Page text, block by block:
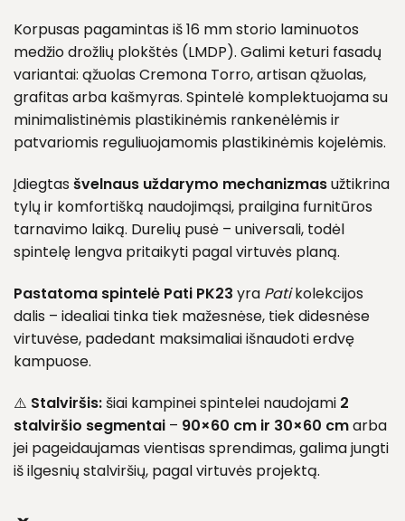
Korpusas pagamintas iš 16 mm storio laminuotos
medžio drožlių plokštės (LMDP). Galimi keturi fasadų
variantai: ąžuolas Cremona Torro, artisan ąžuolas,
grafitas arba kašmyras. Spintelė komplektuojama su
minimalistinėmis plastikinėmis rankenėlėmis ir
patvariomis reguliuojamomis plastikinėmis kojelėmis.
Įdiegtas švelnaus uždarymo mechanizmasužtikrina
tylų ir komfortišką naudojimąsi, prailgina furnitūros
tarnavimo laiką. Durelių pusė – universali, todėl
spintelę lengva pritaikyti pagal virtuvės planą.
Pastatoma spintelė Pati PK23 yra Patikolekcijos
dalis – idealiai tinka tiek mažesnėse, tiek didesnėse
virtuvėse, padedant maksimaliai išnaudoti erdvę
kampuose.
⚠️ Stalviršis:šiai kampinei spintelei naudojami 2
stalviršio segmentai – 90×60 cm ir 30×60 cmarba
jei pageidaujamas vientisas sprendimas, galima jungti
iš ilgesnių stalviršių, pagal virtuvės projektą.